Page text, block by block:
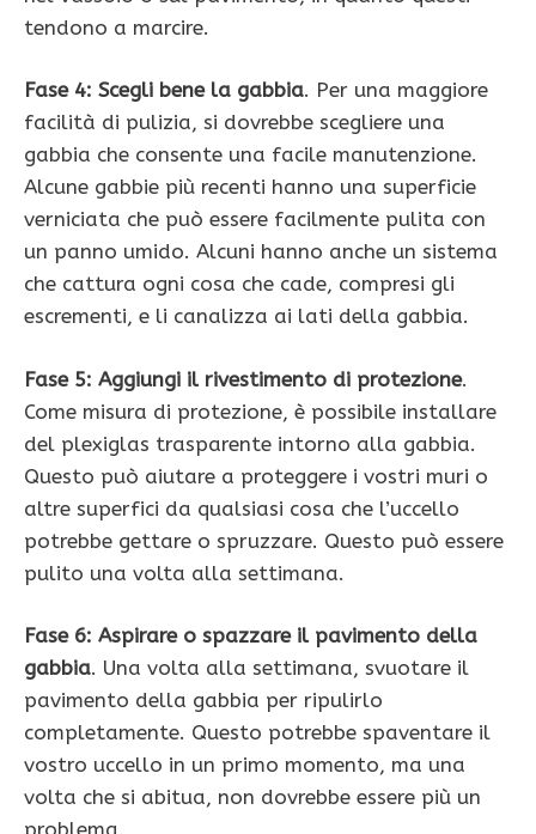
tendono a marcire.
Fase 4: Scegli bene la gabbia. Per una maggiore
facilità di pulizia, si dovrebbe scegliere una
gabbia che consente una facile manutenzione.
Alcune gabbie più recenti hanno una superficie
verniciata che può essere facilmente pulita con
un panno umido. Alcuni hanno anche un sistema
che cattura ogni cosa che cade, compresi gli
escrementi, e li canalizza ai lati della gabbia.
Fase 5: Aggiungi il rivestimento di protezione.
Come misura di protezione, è possibile installare
del plexiglas trasparente intorno alla gabbia.
Questo può aiutare a proteggere i vostri muri o
altre superfici da qualsiasi cosa che l’uccello
potrebbe gettare o spruzzare. Questo può essere
pulito una volta alla settimana.
Fase 6: Aspirare o spazzare il pavimento della
gabbia. Una volta alla settimana, svuotare il
pavimento della gabbia per ripulirlo
completamente. Questo potrebbe spaventare il
vostro uccello in un primo momento, ma una
volta che si abitua, non dovrebbe essere più un